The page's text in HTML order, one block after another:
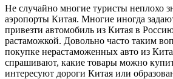
Не случайно многие туристы неплохо
аэропорты Китая. Многие иногда
привезти автомобиль из Китая в
растаможкой. Довольно часто таким
покупке нерастаможенных авто из
спрашивают, какие товары можно
интересуют дороги Китая или